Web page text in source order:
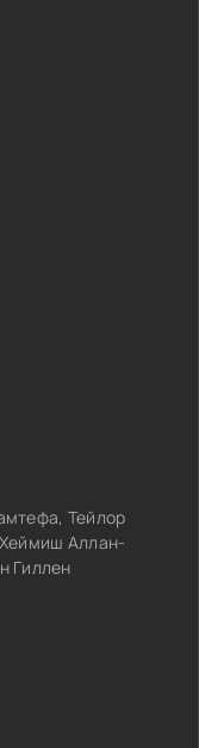
Тейлор
Аллан-
Гиллен